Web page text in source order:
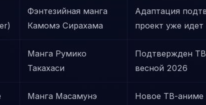
Фэнтезийная манга
Камомэ Сирахама
Адаптация
проект уже идет
Манга Румико
Такахаси
Подтвержден
весной 2026
Манга Масамунэ
Новое ТВ-аниме